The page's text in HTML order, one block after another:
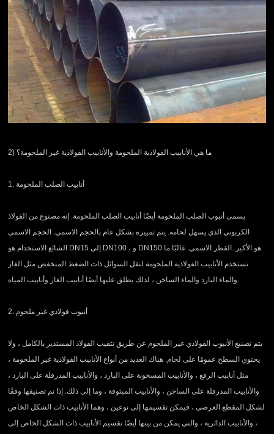
2) ما هي الأنابيب الفولاذية الملحومة والأنابيب الفولاذية غير الملحومة؟
1. أنابيب الصلب الملحومة
يسمى أنبوب الصلب الملحومة أيضًا أنابيب الصلب الملحومة. إنه مصنوع من الفولاذ
الكربوني الذي يسهل لحامه. يتم تمييزه بشكل عام بالحجم الاسمي. الحجم الاسمي
الشائع الاستخدام هو DN15 إلى DN100 ، و DN150 هو الأكبر. القطر الاسمي. غالبًا ما
تستخدم الأنابيب الفولاذية الملحومة لنقل السوائل ذات الضغط المنخفض مثل الغاز
والماء البارد والماء الساخن ، لذلك يطلق عليها أيضًا أنابيب الغاز وأنابيب المياه.
2. أنبوب فولاذي غير ملحوم
يتم تصنيع الأنبوب الفولاذي غير الملحوم عن طريق تثقيب الفولاذ المستدير بالكامل ، ولا
يحتوي السطح عمومًا على لحام. هناك العديد من أنواع الأنابيب الفولاذية غير الملحومة ،
مثل أنابيب الرفع ، والأنابيب المسحوبة على البارد ، والأنابيب المدرفلة على البارد ،
والأنابيب المدرفلة على الساخن ، والأنابيب المبثوقة ، وما إلى ذلك. إذا تم تصنيفها وفقًا
لشكل المقطع العرضي ، فيمكن تقسيمها إلى نوعين ، وهما الأنابيب ذات الشكل الخاص
، والأنابيب الدائرية ، والتي يمكن من بينها أيضًا تقسيم الأنابيب ذات الشكل الخاص إلى